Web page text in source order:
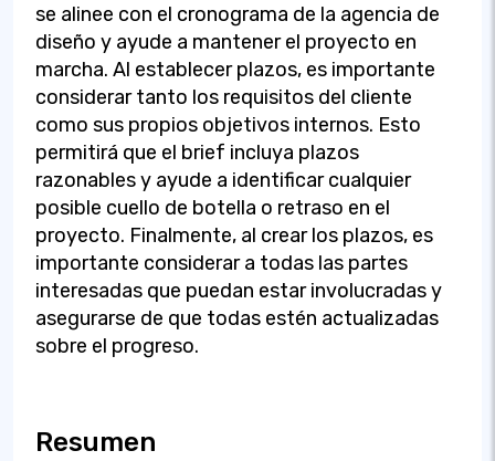
se alinee con el cronograma de la agencia de
diseño y ayude a mantener el proyecto en
marcha. Al establecer plazos, es importante
considerar tanto los requisitos del cliente
como sus propios objetivos internos. Esto
permitirá que el brief incluya plazos
razonables y ayude a identificar cualquier
posible cuello de botella o retraso en el
proyecto. Finalmente, al crear los plazos, es
importante considerar a todas las partes
interesadas que puedan estar involucradas y
asegurarse de que todas estén actualizadas
sobre el progreso.
Resumen